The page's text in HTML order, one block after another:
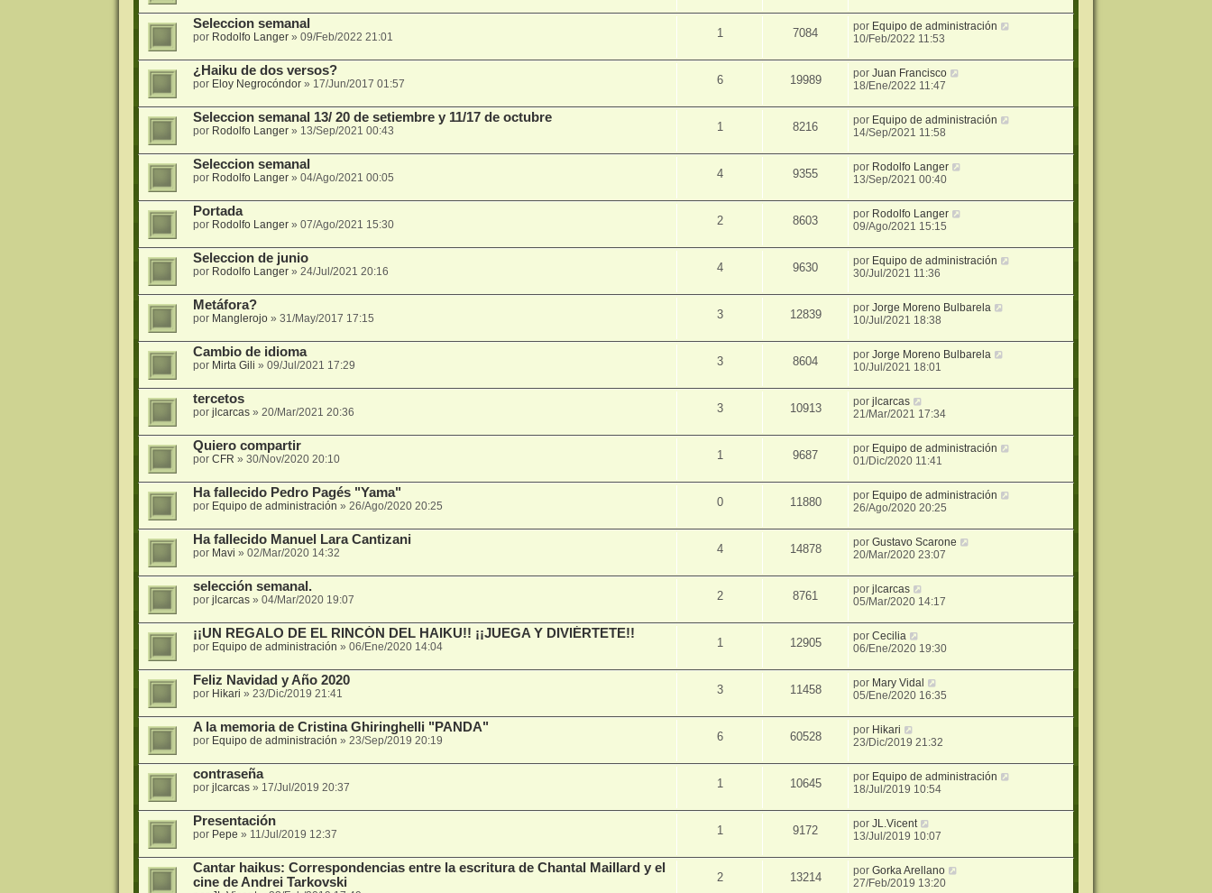
Seleccion semanal
por Rodolfo Langer» 09/Feb/2022 21:01 1 7084 por Equipo de administración
10/Feb/2022 11:53
¿Haiku de dos versos?
por Eloy Negrocóndor» 17/Jun/2017 01:57 6 19989 porJuan Francisco
18/Ene/2022 11:47
Seleccion semanal 13/ 20 de setiembre y 11/17 de octubre
por Rodolfo Langer» 13/Sep/2021 00:43 1 8216 por Equipo de administración
14/Sep/2021 11:58
Seleccion semanal
por Rodolfo Langer» 04/Ago/2021 00:05 4 9355 por Rodolfo Langer
13/Sep/2021 00:40
Portada
por Rodolfo Langer» 07/Ago/2021 15:30 2 8603 por Rodolfo Langer
09/Ago/2021 15:15
Seleccion de junio
por Rodolfo Langer» 24/Jul/2021 20:16 4 9630 por Equipo de administración
30/Jul/2021 11:36
Metáfora?
por Manglerojo» 31/May/2017 17:15 3 12839 porJorge Moreno Bulbarela
10/Jul/2021 18:38
Cambio de idioma
por Mirta Gili » 09/Jul/2021 17:29 3 8604 porJorge Moreno Bulbarela
10/Jul/2021 18:01
tercetos
por jlcarcas» 20/Mar/2021 20:36 3 10913 porjlcarcas
21/Mar/2021 17:34
Quiero compartir
por CFR » 30/Nov/2020 20:10 1 9687 por Equipo de administración
01/Dic/2020 11:41
Ha fallecido Pedro Pagés "Yama"
por Equipo de administración » 26/Ago/2020 20:25 0 11880 por Equipo de administración
26/Ago/2020 20:25
Ha fallecido Manuel Lara Cantizani
por Mavi » 02/Mar/2020 14:32 4 14878 porGustavo Scarone
20/Mar/2020 23:07
selección semanal.
por jlcarcas» 04/Mar/2020 19:07 2 8761 porjlcarcas
05/Mar/2020 14:17
¡¡UN REGALO DE EL RINCÓN DEL HAIKU!! ¡¡JUEGA Y DIVIÉRTETE!!
por Equipo de administración » 06/Ene/2020 14:04 1 12905 porCecilia
06/Ene/2020 19:30
Feliz Navidad y Año 2020
por Hikari » 23/Dic/2019 21:41 3 11458 por Mary Vidal
05/Ene/2020 16:35
A la memoria de Cristina Ghiringhelli "PANDA"
por Equipo de administración » 23/Sep/2019 20:19 6 60528 por Hikari
23/Dic/2019 21:32
contraseña
por jlcarcas» 17/Jul/2019 20:37 1 10645 por Equipo de administración
18/Jul/2019 10:54
Presentación
por Pepe » 11/Jul/2019 12:37 1 9172 porJL.Vicent
13/Jul/2019 10:07
Cantar haikus: Correspondencias entre la escritura de Chantal Maillard y el
cine de Andrei Tarkovski
2 13214 porGorka Arellano
27/Feb/2019 13:20